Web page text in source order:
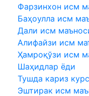
Фарзинхон исм
Баҳоулла исм
Дали исм
Алифайзи исм
Ҳамроқўзи исм
Шаҳидлар ёди
Тушда кариз
Эштирак исм